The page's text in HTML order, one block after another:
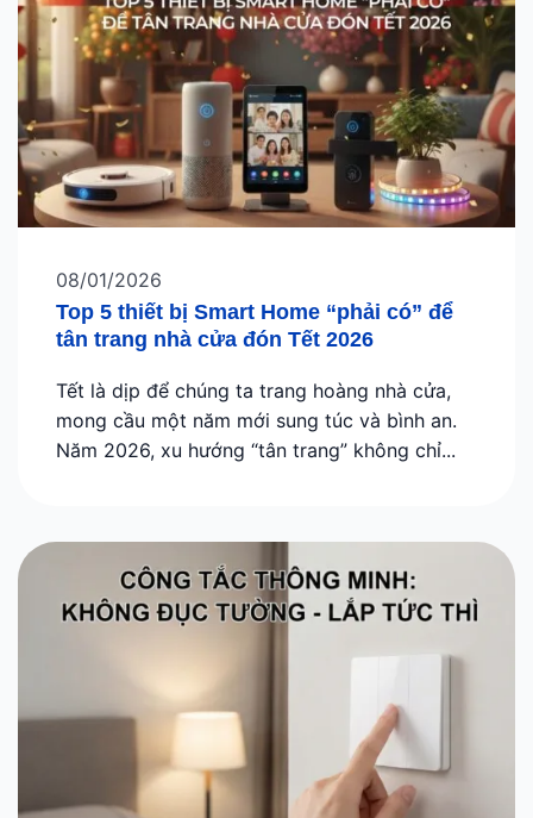
Top 5 thiết bị Smart Home “phải có” để
tân trang nhà cửa đón Tết 2026
08/01/2026
Tết là dịp để chúng ta trang hoàng nhà cửa,
mong cầu một năm mới sung túc và bình an.
Năm 2026, xu hướng “tân trang” không chỉ...